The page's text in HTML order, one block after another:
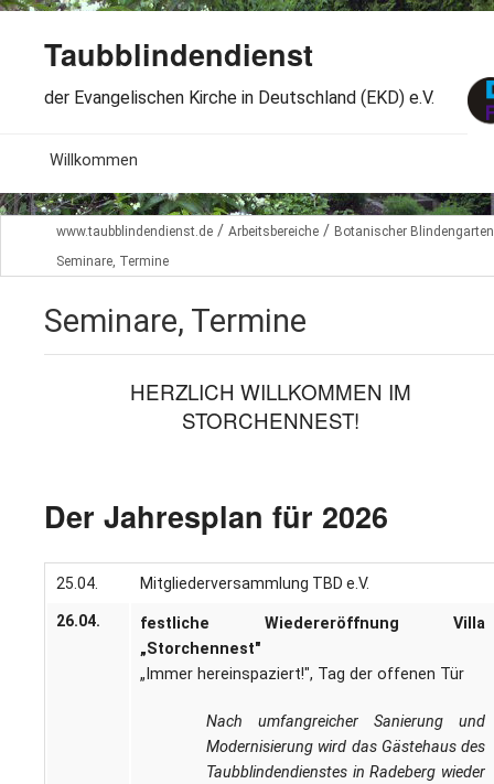
Taubblindendienst
der Evangelischen Kirche in Deutschland (EKD) e.V.
Willkommen
Aktuelles
Wir über uns
Arbeitsbereiche
www.taubblindendienst.de / Arbeitsbereiche / Botanischer Blindengarten
Seminare, Termine
Seminare, Termine
HERZLICH WILLKOMMEN IM
STORCHENNEST!
Der Jahresplan für 2026
25.04. Mitgliederversammlung TBD e.V.
26.04.
festliche Wiedereröffnung Villa
„Storchennest"
„Immer hereinspaziert!", Tag der offenen Tür
Nach umfangreicher Sanierung und
Modernisierung wird das Gästehaus des
Taubblindendienstes in Radeberg wieder